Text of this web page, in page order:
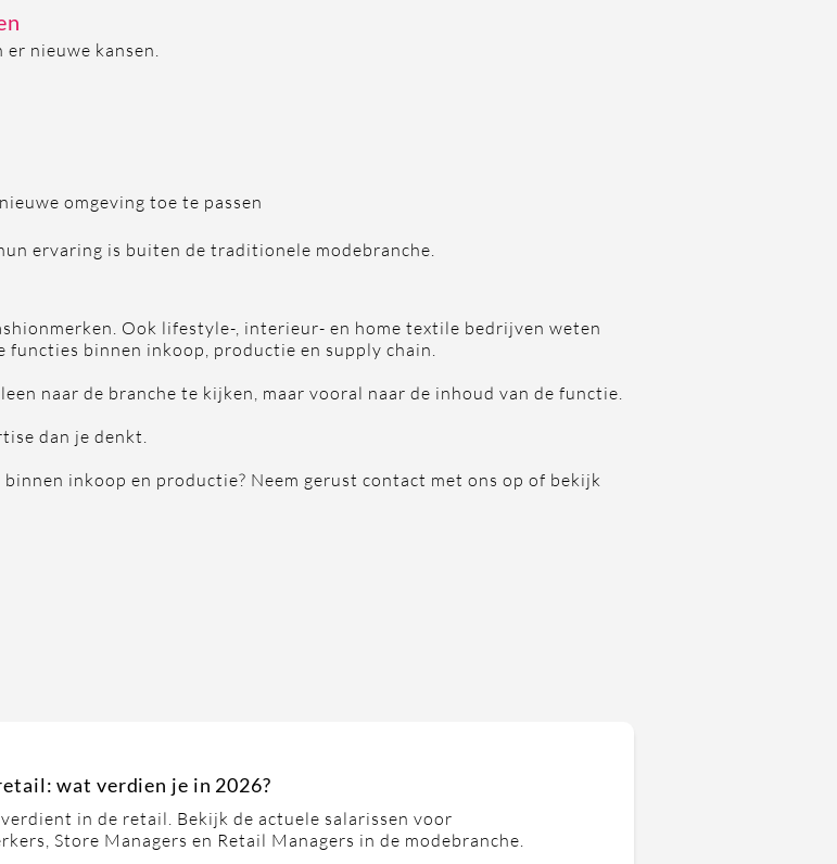
nieuwe kansen.
omgeving toe te passen
ervaring is buiten de traditionele modebranche.
Ook lifestyle-, interieur- en home textile bedrijven weten
binnen inkoop, productie en supply chain.
naar de branche te kijken, maar vooral naar de inhoud van de functie.
dan je denkt.
inkoop en productie? Neem gerust contact met ons op of bekijk
wat verdien je in 2026?
in de retail. Bekijk de actuele salarissen voor
Store Managers en Retail Managers in de modebranche.